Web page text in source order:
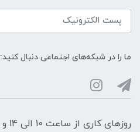
ما را در شبکه‌های اجتماعی دنبال کنید: